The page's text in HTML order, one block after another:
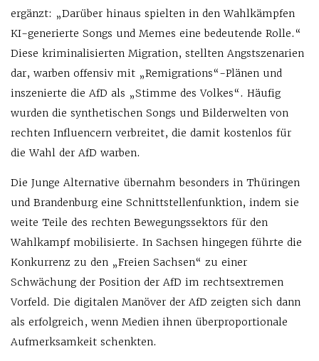
ergänzt: „Darüber hinaus spielten in den Wahlkämpfen
KI-generierte Songs und Memes eine bedeutende Rolle.“
Diese kriminalisierten Migration, stellten Angstszenarien
dar, warben offensiv mit „Remigrations“-Plänen und
inszenierte die AfD als „Stimme des Volkes“. Häufig
wurden die synthetischen Songs und Bilderwelten von
rechten Influencern verbreitet, die damit kostenlos für
die Wahl der AfD warben.
Die Junge Alternative übernahm besonders in Thüringen
und Brandenburg eine Schnittstellenfunktion, indem sie
weite Teile des rechten Bewegungssektors für den
Wahlkampf mobilisierte. In Sachsen hingegen führte die
Konkurrenz zu den „Freien Sachsen“ zu einer
Schwächung der Position der AfD im rechtsextremen
Vorfeld. Die digitalen Manöver der AfD zeigten sich dann
als erfolgreich, wenn Medien ihnen überproportionale
Aufmerksamkeit schenkten.